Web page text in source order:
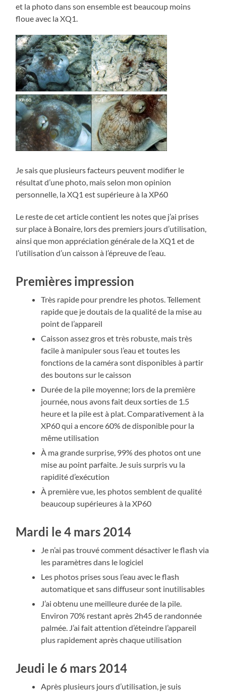
et la photo dans son ensemble est beaucoup moins
floue avec la XQ1.
Je sais que plusieurs facteurs peuvent modifier le
résultat d’une photo, mais selon mon opinion
personnelle, la XQ1 est supérieure à la XP60
Le reste de cet article contient les notes que j’ai prises
sur place à Bonaire, lors des premiers jours d’utilisation,
ainsi que mon appréciation générale de la XQ1 et de
l’utilisation d’un caisson à l’épreuve de l’eau.
Premières impression
Très rapide pour prendre les photos. Tellement
rapide que je doutais de la qualité de la mise au
point de l’appareil
Caisson assez gros et très robuste, mais très
facile à manipuler sous l’eau et toutes les
fonctions de la caméra sont disponibles à partir
des boutons sur le caisson
Durée de la pile moyenne; lors de la première
journée, nous avons fait deux sorties de 1.5
heure et la pile est à plat. Comparativement à la
XP60 qui a encore 60% de disponible pour la
même utilisation
À ma grande surprise, 99% des photos ont une
mise au point parfaite. Je suis surpris vu la
rapidité d’exécution
À première vue, les photos semblent de qualité
beaucoup supérieures à la XP60
Mardi le 4 mars 2014
Je n’ai pas trouvé comment désactiver le flash via
les paramètres dans le logiciel
Les photos prises sous l’eau avec le flash
automatique et sans diffuseur sont inutilisables
J’ai obtenu une meilleure durée de la pile.
Environ 70% restant après 2h45 de randonnée
palmée. J’ai fait attention d’éteindre l’appareil
plus rapidement après chaque utilisation
Jeudi le 6 mars 2014
Après plusieurs jours d’utilisation, je suis